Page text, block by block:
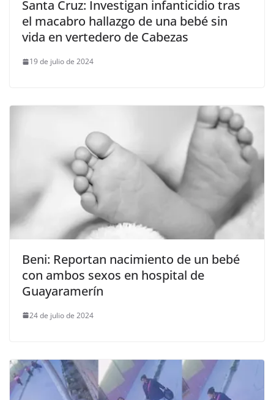
Santa Cruz: Investigan infanticidio tras
el macabro hallazgo de una bebé sin
vida en vertedero de Cabezas
19 de julio de 2024
Beni: Reportan nacimiento de un bebé
con ambos sexos en hospital de
Guayaramerín
24 de julio de 2024